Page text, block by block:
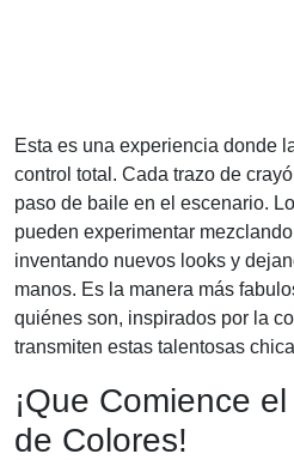
Esta es una experiencia donde
control total. Cada trazo de
paso de baile en el escenario.
pueden experimentar
inventando nuevos looks y
manos. Es la manera más
quiénes son, inspirados por la
transmiten estas talentosas
¡Que Comience
de Colores!